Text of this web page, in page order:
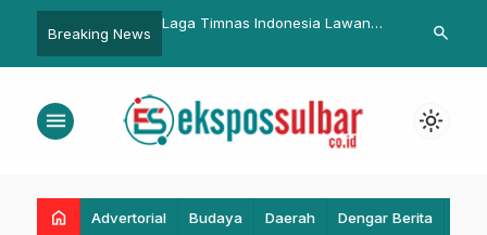
Breaking News
Masalah Al-Zaytun
Laga Timnas Indonesia Lawan
Jokowi, Skor 2-1
Kapolda
Wujudkan
search
menu light_mode
home Advertorial Budaya Daerah Dengar Berita